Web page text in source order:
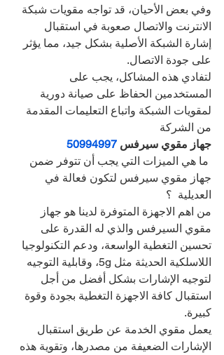
وفي بعض الأحيان، قد تواجه مقويات شبكة
الانترنت والاتصال صعوبة في استقبال
إشارة الشبكة الأصلية بشكل جيد، مما يؤثر
على جودة الاتصال.
لتفادي هذه المشاكل، يجب على
المستخدمين الحفاظ على صيانة دورية
لمقويات الشبكة واتباع التعليمات المقدمة
من الشركة
جهاز مقوي سيرفس 50994997
ما هي الميزات التي يجب أن تتوفر ضمن
جهاز مقوي سيرفس لتكون فعالة في
العديلية  ؟
من اهم الاجهزة المتوفرة لدينا هو جهاز
مقوي السيرفس والذي له القدرة على
تحسين التغطية الواسعة، ودعم التكنولوجيا
اللاسلكية الحديثة مثل 5g، وقابلية التوجيه
لتوجيه الإشارات بشكل أفضل من أجل
استقبال كافة الاجهزة التغطية بجودة وقوة
كبيرة.
يعمل مقوي الخدمة عن طريق استقبال
الإشارات الضعيفة من مصدرها، وتقوية هذه